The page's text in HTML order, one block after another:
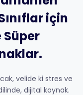
için
velide ki stres ve
dijital kaynak.